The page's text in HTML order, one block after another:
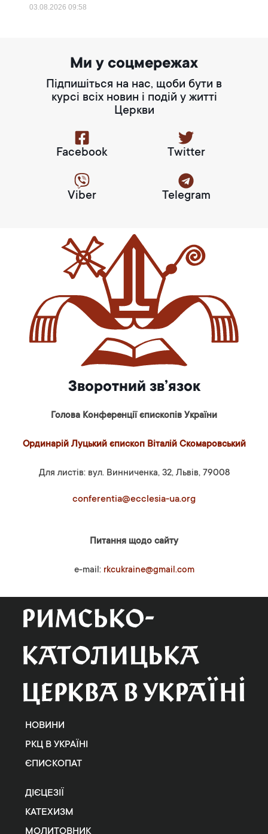
03.08.202609:58
Ми у соцмережах
Підпишіться на нас, щоби бути в
курсі всіх новин і подій у житті
Церкви
Facebook Twitter
Viber Telegram
Зворотний зв’язок
Голова Конференції єпископів України
Ординарій Луцький єпископ Віталій Скомаровський
Для листів: вул. Винниченка, 32, Львів, 79008
conferentia@ecclesia-ua.org
Питання щодо сайту
e-mail: rkcukraine@gmail.com
НОВИНИ
РКЦ В УКРАЇНІ
ЄПИСКОПАТ
ДІЄЦЕЗІЇ
КАТЕХИЗМ
МОЛИТОВНИК